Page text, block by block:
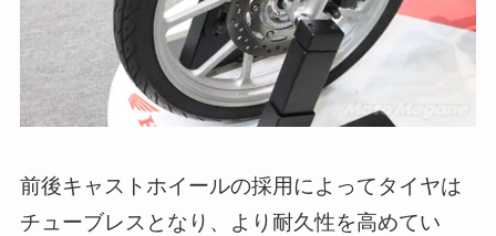
前後キャストホイールの採用によってタイヤは
チューブレスとなり、より耐久性を高めてい